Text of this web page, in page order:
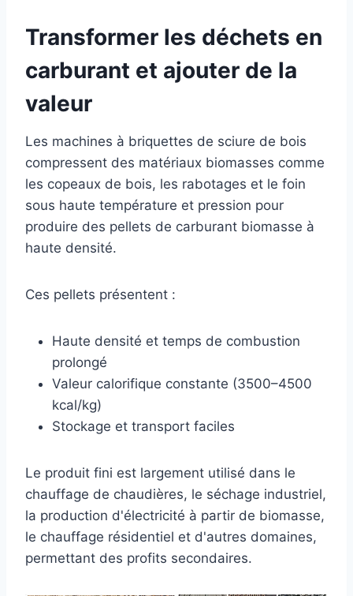
Transformer les déchets en
carburant et ajouter de la
valeur
Les machines à briquettes de sciure de bois
compressent des matériaux biomasses comme
les copeaux de bois, les rabotages et le foin
sous haute température et pression pour
produire des pellets de carburant biomasse à
haute densité.
Ces pellets présentent :
Haute densité et temps de combustion
prolongé
Valeur calorifique constante (3500–4500
kcal/kg)
Stockage et transport faciles
Le produit fini est largement utilisé dans le
chauffage de chaudières, le séchage industriel,
la production d'électricité à partir de biomasse,
le chauffage résidentiel et d'autres domaines,
permettant des profits secondaires.